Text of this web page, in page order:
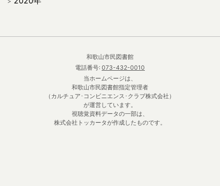
和歌山市民図書館
電話番号: 073-432-0010
当ホームページは、
和歌山市民図書館指定管理者
（カルチュア･コンビニエンス･クラブ株式会社）
が運営しています。
視聴覚資料データの一部は、
株式会社トッカータが作成したものです。